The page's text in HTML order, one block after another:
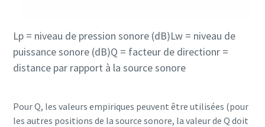
Lp = niveau de pression sonore (dB)Lw = niveau de
puissance sonore (dB)Q = facteur de directionr =
distance par rapport à la source sonore
Pour Q, les valeurs empiriques peuvent être utilisées (pour
les autres positions de la source sonore, la valeur de Q doit